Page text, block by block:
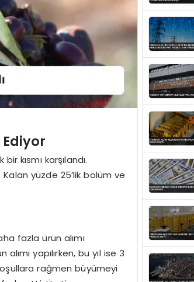
kısmı karşılandı.
yüzde 25’lik bölüm ve
fazla ürün alımı
yapılırken, bu yıl ise 3
rağmen büyümeyi